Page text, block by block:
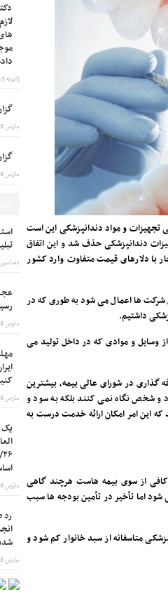
تجهیزات و مواد دندانپزشکی این است
دندانپزشکی حذف شد و این اتفاق
با دلارهای قیمت متفاوت وارد کشور
شرکت ها اعمال می شود به طوری که در
وسایل و موادی که در داخل تولید می
گذاری در شورای عالی بیمه، بیشترین
و شخص نگاه نمی کنند بلکه به سود و
این امر امکان ارائه خدمت درست به
کافی از سوی بیمه هاست هرچند گاهی
قرار دادن دندانپزشکی کودکان زیر ۶سال انجام می شود اما تأخیر در تأمین بودجه ها سبب
متاسفانه از سبد خانوار کم شود و
ژانویه 3, 2019
مارس 8, 2018
مارس 8, 2018
دسامبر 4, 2025
مارس 8, 2019
مارس 8, 2019
یک
مارس 8, 2019
رد
مارس 8, 2019